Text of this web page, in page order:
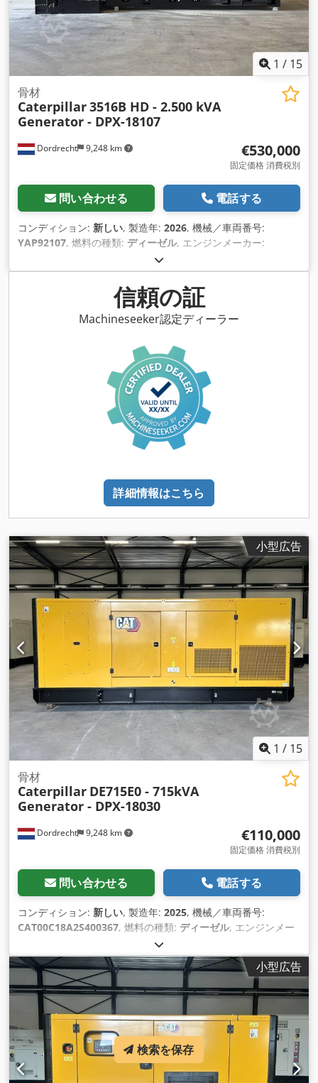
1 / 15
Dordrecht 9,248 km
骨材
Caterpillar3516B HD - 2.500 kVA
Generator - DPX-18107
€530,000
固定価格 消費税別
問い合わせる 電話する
コンディション: 新しい, 製造年: 2026, 機械／車両番号:
YAP92107, 燃料の種類: ディーゼル, エンジンメーカー:
信頼の証
Machineseeker認定ディーラー
詳細情報はこちら
小型広告
1 / 15
Dordrecht 9,248 km
骨材
Caterpillar DE715E0 - 715kVA
Generator - DPX-18030
€110,000
固定価格 消費税別
問い合わせる 電話する
コンディション: 新しい, 製造年: 2025, 機械／車両番号:
CAT00C18A2S400367, 燃料の種類: ディーゼル, エンジンメー
小型広告
検索を保存